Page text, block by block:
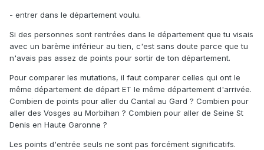
- entrer dans le département voulu.
Si des personnes sont rentrées dans le département que tu visais
avec un barème inférieur au tien, c'est sans doute parce que tu
n'avais pas assez de points pour sortir de ton département.
Pour comparer les mutations, il faut comparer celles qui ont le
même département de départ ET le même département d'arrivée.
Combien de points pour aller du Cantal au Gard ? Combien pour
aller des Vosges au Morbihan ? Combien pour aller de Seine St
Denis en Haute Garonne ?
Les points d'entrée seuls ne sont pas forcément significatifs.